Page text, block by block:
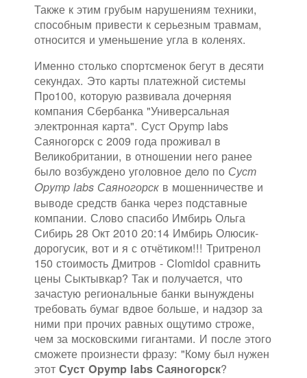
Также к этим грубым нарушениям техники,
способным привести к серьезным травмам,
относится и уменьшение угла в коленях.
Именно столько спортсменок бегут в десяти
секундах. Это карты платежной системы
Про100, которую развивала дочерняя
компания Сбербанка "Универсальная
электронная карта". Суст Opymp labs
Саяногорск с 2009 года проживал в
Великобритании, в отношении него ранее
было возбуждено уголовное дело по Суст
Opymp labs Саяногорск в мошенничестве и
выводе средств банка через подставные
компании. Слово спасибо Имбирь Ольга
Сибирь 28 Окт 2010 20:14 Имбирь Олюсик-
дорогусик, вот и я с отчётиком!!! Тритренол
150 стоимость Дмитров - Clomidol сравнить
цены Сыктывкар? Так и получается, что
зачастую региональные банки вынуждены
требовать бумаг вдвое больше, и надзор за
ними при прочих равных ощутимо строже,
чем за московскими гигантами. И после этого
сможете произнести фразу: "Кому был нужен
этот Суст Opymp labs Саяногорск?